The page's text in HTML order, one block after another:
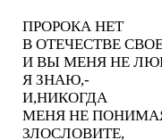
ПРОРОКА НЕТ
В ОТЕЧЕСТВЕ
И ВЫ МЕНЯ НЕ
Я ЗНАЮ,-
И,НИКОГДА
МЕНЯ НЕ
ЗЛОСЛОВИТЕ,